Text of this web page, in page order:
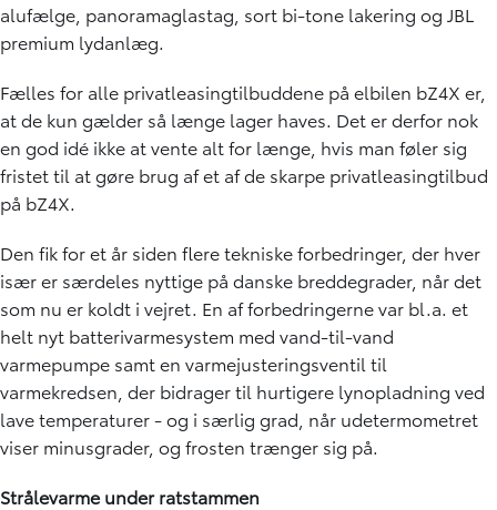
alufælge, panoramaglastag, sort bi-tone lakering og JBL
premium lydanlæg.
Fælles for alle privatleasingtilbuddene på elbilen bZ4X er,
at de kun gælder så længe lager haves. Det er derfor nok
en god idé ikke at vente alt for længe, hvis man føler sig
fristet til at gøre brug af et af de skarpe privatleasingtilbud
på bZ4X.
Den fik for et år siden flere tekniske forbedringer, der hver
især er særdeles nyttige på danske breddegrader, når det
som nu er koldt i vejret. En af forbedringerne var bl.a. et
helt nyt batterivarmesystem med vand-til-vand
varmepumpe samt en varmejusteringsventil til
varmekredsen, der bidrager til hurtigere lynopladning ved
lave temperaturer - og i særlig grad, når udetermometret
viser minusgrader, og frosten trænger sig på.
Strålevarme under ratstammen